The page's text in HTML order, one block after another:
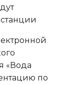
«Вода
по